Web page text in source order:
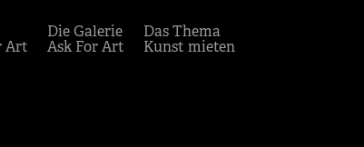
Art
Die Galerie
Ask For Art
Das Thema
Kunst mieten